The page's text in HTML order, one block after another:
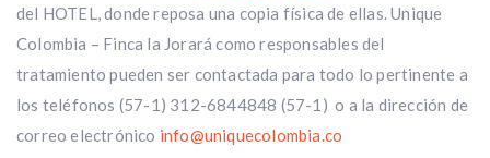
del HOTEL, donde reposa una copia física de ellas. Unique
Colombia – Finca la Jorará como responsables del
tratamiento pueden ser contactada para todo lo pertinente a
los teléfonos (57-1) 312-6844848 (57-1) o a la dirección de
correo electrónico info@uniquecolombia.co